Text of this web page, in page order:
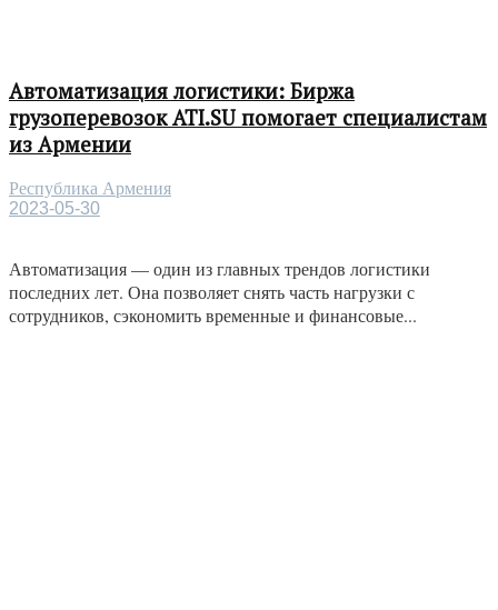
Автоматизация логистики: Биржа
грузоперевозок ATI.SU помогает специалистам
из Армении
Республика Армения
2023-05-30
Автоматизация — один из главных трендов логистики
последних лет. Она позволяет снять часть нагрузки с
сотрудников, сэкономить временные и финансовые...